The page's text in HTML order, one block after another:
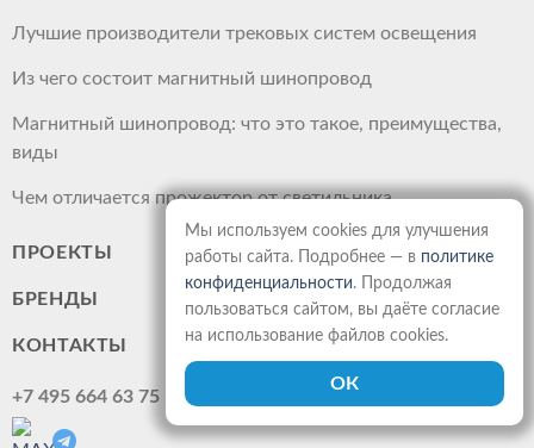
Лучшие производители трековых систем освещения
Из чего состоит магнитный шинопровод
Магнитный шинопровод: что это такое, преимущества,
виды
Чем отличается прожектор от светильника
ПРОЕКТЫ
БРЕНДЫ
КОНТАКТЫ
+7 495 664 63 75
Мы используем cookies для улучшения
работы сайта. Подробнее — в политике
конфиденциальности. Продолжая
пользоваться сайтом, вы даёте согласие
на использование файлов cookies.